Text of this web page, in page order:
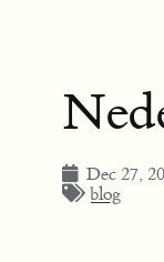
Dec 27,
blog